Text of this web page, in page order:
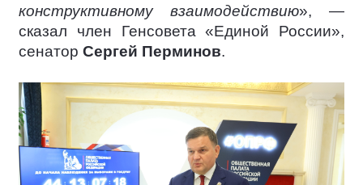
конструктивному взаимодействию», —
сказал член Генсовета «Единой России»,
сенатор Сергей Перминов.